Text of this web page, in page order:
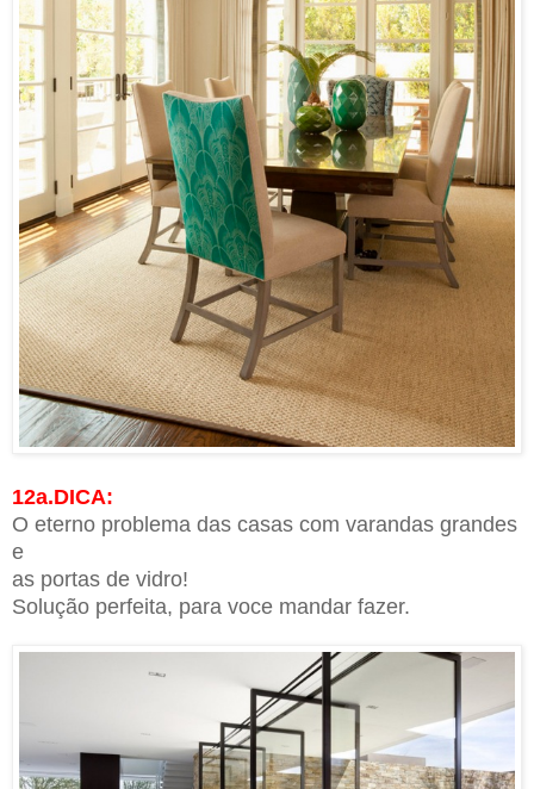
12a.DICA:
O eterno problema das casas com varandas grandes
e
as portas de vidro!
Solução perfeita, para voce mandar fazer.